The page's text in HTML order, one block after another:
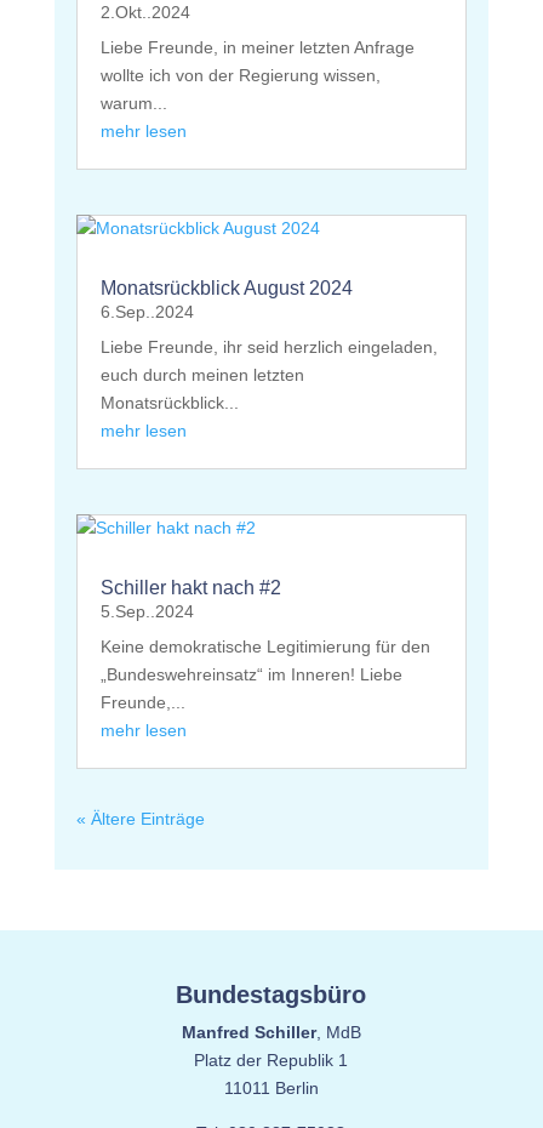
2.Okt..2024
Liebe Freunde, in meiner letzten Anfrage
wollte ich von der Regierung wissen,
warum...
mehr lesen
Monatsrückblick August 2024
6.Sep..2024
Liebe Freunde, ihr seid herzlich eingeladen,
euch durch meinen letzten
Monatsrückblick...
mehr lesen
Schiller hakt nach #2
5.Sep..2024
Keine demokratische Legitimierung für den
„Bundeswehreinsatz“ im Inneren! Liebe
Freunde,...
mehr lesen
« Ältere Einträge
Bundestagsbüro
Manfred Schiller, MdB
Platz der Republik 1
11011 Berlin